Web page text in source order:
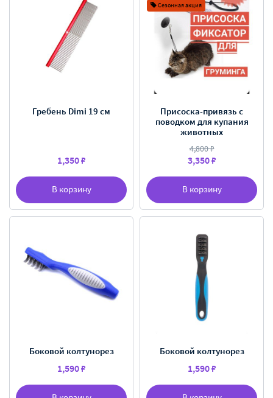
В корзину
Гребень Dimi 19 см
1,350 ₽
Сезонная акция
В корзину
Присоска-привязь с
поводком для купания
животных
4,800 ₽
3,350 ₽
Боковой колтунорез
1,590 ₽
Боковой колтунорез
1,590 ₽